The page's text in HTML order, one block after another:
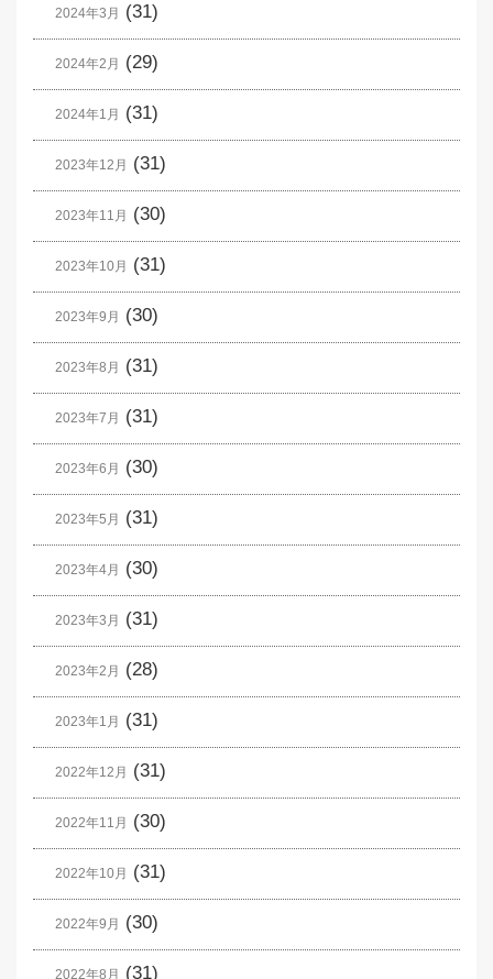
2024年3月 (31)
2024年2月 (29)
2024年1月 (31)
2023年12月 (31)
2023年11月 (30)
2023年10月 (31)
2023年9月 (30)
2023年8月 (31)
2023年7月 (31)
2023年6月 (30)
2023年5月 (31)
2023年4月 (30)
2023年3月 (31)
2023年2月 (28)
2023年1月 (31)
2022年12月 (31)
2022年11月 (30)
2022年10月 (31)
2022年9月 (30)
2022年8月 (31)